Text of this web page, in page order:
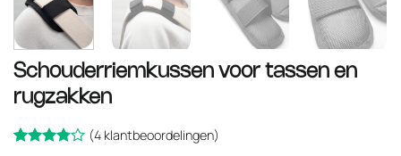
Schouderriemkussen voor tassen en
rugzakken
(4klantbeoordelingen)